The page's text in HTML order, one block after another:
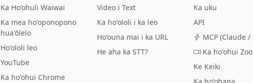
Ka Hoʻohuli Waiwai
Ka mea hoʻoponopono
hua'ōlelo
Hoʻololi leo
YouTube
Ka hoʻohui Chrome
Video i Text
Ka hoʻololi i ka leo
Hoʻouna mai i ka URL
He aha ka STT?
Ka uku
API
MCP (Claude
Ka hoʻohui
Ke Keiki